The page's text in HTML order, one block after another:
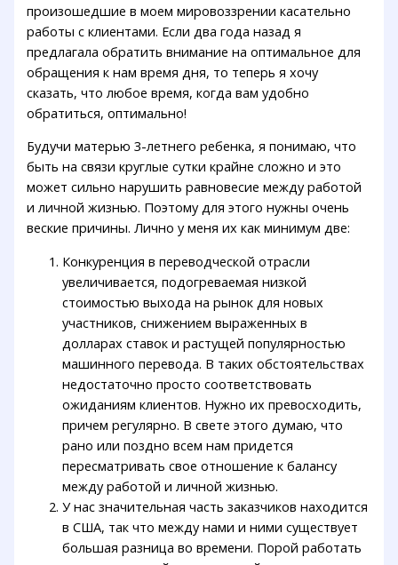
произошедшие в моем мировоззрении касательно
работы с клиентами. Если два года назад я
предлагала обратить внимание на оптимальное для
обращения к нам время дня, то теперь я хочу
сказать, что любое время, когда вам удобно
обратиться, оптимально!
Будучи матерью 3-летнего ребенка, я понимаю, что
быть на связи круглые сутки крайне сложно и это
может сильно нарушить равновесие между работой
и личной жизнью. Поэтому для этого нужны очень
веские причины. Лично у меня их как минимум две:
Конкуренция в переводческой отрасли
увеличивается, подогреваемая низкой
стоимостью выхода на рынок для новых
участников, снижением выраженных в
долларах ставок и растущей популярностью
машинного перевода. В таких обстоятельствах
недостаточно просто соответствовать
ожиданиям клиентов. Нужно их превосходить,
причем регулярно. В свете этого думаю, что
рано или поздно всем нам придется
пересматривать свое отношение к балансу
между работой и личной жизнью.
У нас значительная часть заказчиков находится
в США, так что между нами и ними существует
большая разница во времени. Порой работать